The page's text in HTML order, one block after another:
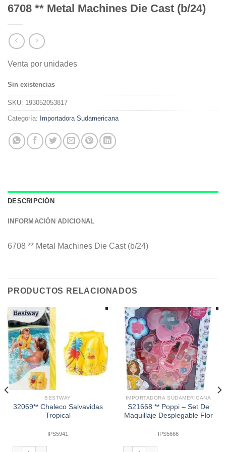
6708 ** Metal Machines Die Cast (b/24)
Venta por unidades
Sin existencias
SKU: 193052053817
Categoría: Importadora Sudamericana
DESCRIPCIÓN
INFORMACIÓN ADICIONAL
6708 ** Metal Machines Die Cast (b/24)
PRODUCTOS RELACIONADOS
BESTWAY
32069** Chaleco Salvavidas
Tropical
IPS5941
32069** Chaleco Salvavidas Tropical cantidad
IMPORTADORA SUDAMERICANA
S21668 ** Poppi – Set De
Maquillaje Desplegable Flor
IPS5666
S21668 ** Poppi - Set De
Tk-6 Ó Reflex 6 cantidad